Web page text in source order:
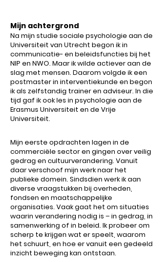
Mijn achtergrond
Na mijn studie sociale psychologie aan de
Universiteit van Utrecht begon ik in
communicatie- en beleidsfuncties bij het
NIP en NWO. Maar ik wilde actiever aan de
slag met mensen. Daarom volgde ik een
postmaster in interventiekunde en begon
ik als zelfstandig trainer en adviseur. In die
tijd gaf ik ook les in psychologie aan de
Erasmus Universiteit en de Vrije
Universiteit.
Mijn eerste opdrachten lagen in de
commerciële sector en gingen over veilig
gedrag en cultuurverandering. Vanuit
daar verschoof mijn werk naar het
publieke domein. Sindsdien werk ik aan
diverse vraagstukken bij overheden,
fondsen en maatschappelijke
organisaties. Vaak gaat het om situaties
waarin verandering nodig is – in gedrag, in
samenwerking of in beleid. Ik probeer om
scherp te krijgen wat er speelt, waarom
het schuurt, en hoe er vanuit een gedeeld
inzicht beweging kan ontstaan.